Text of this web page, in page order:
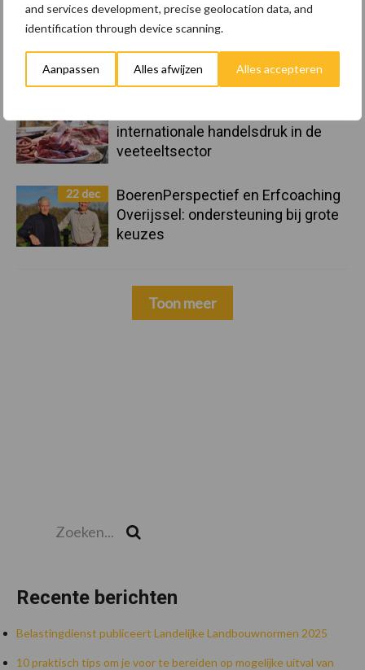
and services development, precise geolocation data, and
identification through device scanning.
Aanpassen Alles afwijzen Alles accepteren
23 dec
EU-pluimveesector groeit door,
maar tempo vlakt af
internationale handelsdruk in de
veeteeltsector
22 dec
BoerenPerspectief en Erfcoaching
Overijssel: ondersteuning bij grote
keuzes
Toon meer
Recente berichten
Belastingdienst publiceert Landelijke Landbouwnormen 2025
10 praktisch tips om je voor te bereiden op mogelijke uitval van